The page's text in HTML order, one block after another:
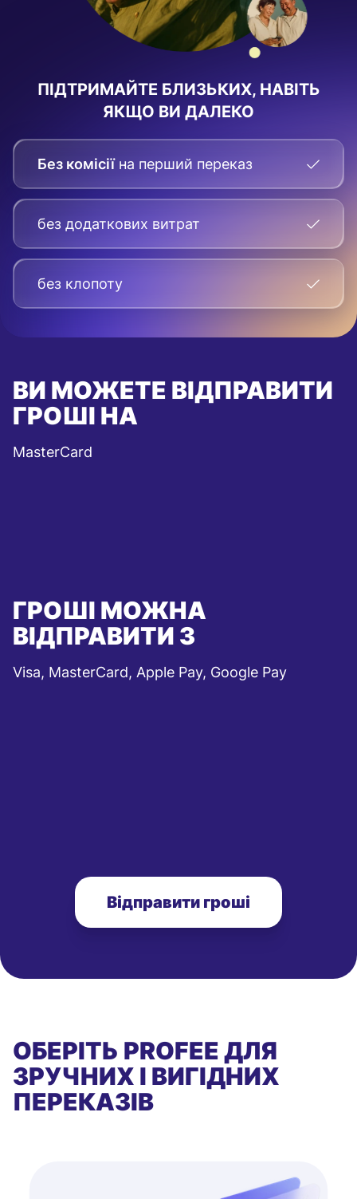
ПІДТРИМАЙТЕ БЛИЗЬКИХ, НАВІТЬ
ЯКЩО ВИ ДАЛЕКО
Без комісії на перший переказ
без додаткових витрат
без клопоту
ВИ МОЖЕТЕ ВІДПРАВИТИ
ГРОШІ НА
MasterCard
ГРОШІ МОЖНА
ВІДПРАВИТИ З
Visa, MasterCard, Apple Pay, Google Pay
Відправити гроші
ОБЕРІТЬ PROFEE ДЛЯ
ЗРУЧНИХ І ВИГІДНИХ
ПЕРЕКАЗІВ